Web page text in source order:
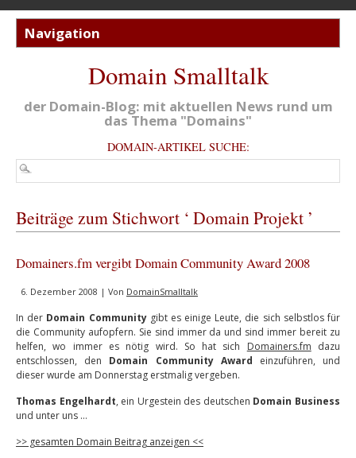
Domain Smalltalk
der Domain-Blog: mit aktuellen News rund um
das Thema "Domains"
DOMAIN-ARTIKEL SUCHE:
Beiträge zum Stichwort ‘ Domain Projekt ’
Domainers.fm vergibt Domain Community Award 2008
6. Dezember 2008 | Von DomainSmalltalk
In der Domain Communitygibt es einige Leute, die sich selbstlos für
die Community aufopfern. Sie sind immer da und sind immer bereit zu
helfen, wo immer es nötig wird. So hat sich Domainers.fm dazu
entschlossen, den Domain Community Award einzuführen, und
dieser wurde am Donnerstag erstmalig vergeben.
Thomas Engelhardt, ein Urgestein des deutschen Domain Business
und unter uns …
>> gesamten Domain Beitrag anzeigen <<